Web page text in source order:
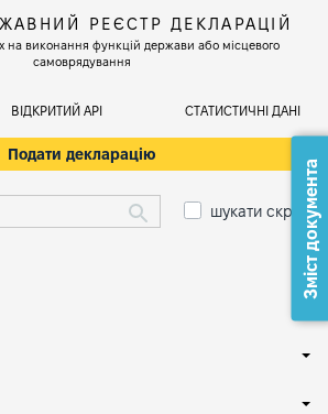
РЕЄСТР ДЕКЛАРАЦІЙ
на виконання функцій держави або місцевого
самоврядування
ВІДКРИТИЙ АРІ СТАТИСТИЧНІ ДАНІ
Подати декларацію
шукати скрізьЗміст документа